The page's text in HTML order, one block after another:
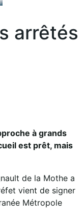
arrêtés
à grands
est prêt, mais
de la Mothe a
vient de signer
Métropole